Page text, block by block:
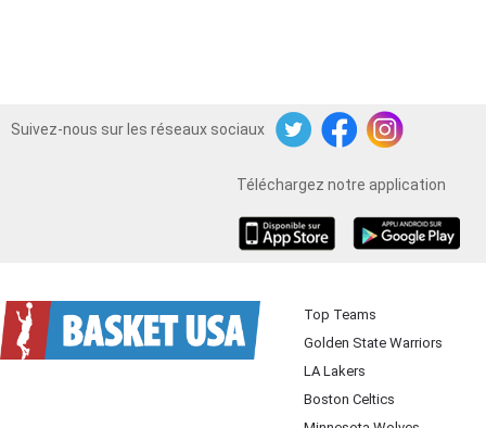
Suivez-nous sur les réseaux sociaux
TwitterFacebookInstagram
Téléchargez notre application
Top Teams
Golden State Warriors
LA Lakers
Boston Celtics